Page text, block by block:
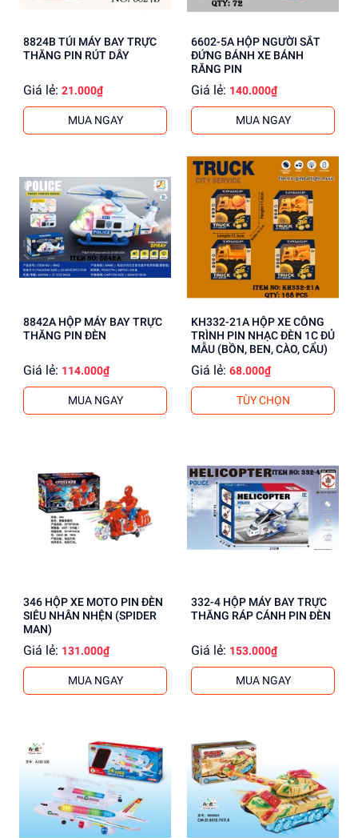
8824B TÚI MÁY BAY TRỰC
THĂNG PIN RÚT DÂY
Giá lẻ: 21.000₫
MUA NGAY
6602-5A HỘP NGƯỜI SẮT
ĐỨNG BÁNH XE BÁNH
RĂNG PIN
Giá lẻ: 140.000₫
MUA NGAY
8842A HỘP MÁY BAY TRỰC
THĂNG PIN ĐÈN
Giá lẻ: 114.000₫
MUA NGAY
KH332-21A HỘP XE CÔNG
TRÌNH PIN NHẠC ĐÈN 1C ĐỦ
MẪU (BỒN, BEN, CÀO, CẨU)
Giá lẻ: 68.000₫
TÙY CHỌN
346 HỘP XE MOTO PIN ĐÈN
SIÊU NHÂN NHỆN (SPIDER
MAN)
Giá lẻ: 131.000₫
MUA NGAY
332-4 HỘP MÁY BAY TRỰC
THĂNG RÁP CÁNH PIN ĐÈN
Giá lẻ: 153.000₫
MUA NGAY